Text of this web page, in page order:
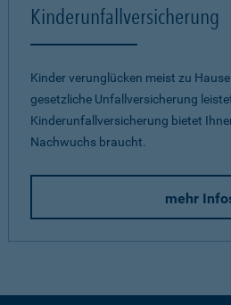
Kinderunfallversicherung
Kinder verunglücken meist zu
gesetzliche Unfallversicherung
Kinderunfallversicherung bietet
Nachwuchs braucht.
mehr